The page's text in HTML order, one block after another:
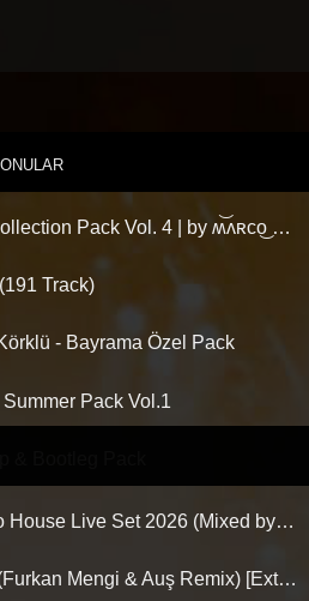
Clubberism Music Collection Pack Vol. 4 | by ʍ͝ʌʀco͜ ʌɴϯσɴio ҇
Track)
- Bayrama Özel Pack
Pack Vol.1
& Bootleg Pack
AfroHead #101 | Afro House Live Set 2026 (Mixed by Kemal Özgür) No Jingle
Aleyna Tilki - Yalan (Furkan Mengi & Auş Remix) [Extended]